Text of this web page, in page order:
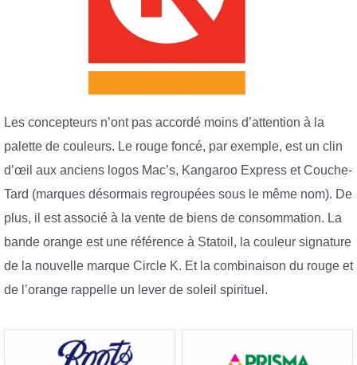
Les concepteurs n’ont pas accordé moins d’attention à la
palette de couleurs. Le rouge foncé, par exemple, est un clin
d’œil aux anciens logos Mac’s, Kangaroo Express et Couche-
Tard (marques désormais regroupées sous le même nom). De
plus, il est associé à la vente de biens de consommation. La
bande orange est une référence à Statoil, la couleur signature
de la nouvelle marque Circle K. Et la combinaison du rouge et
de l’orange rappelle un lever de soleil spirituel.